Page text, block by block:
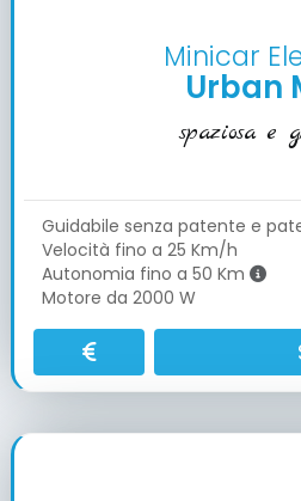
Minicar
Urban
spaziosa e
Guidabile senza patente e
Velocità fino a 25 Km/h
Autonomia fino a 50 Km
Motore da 2000 W